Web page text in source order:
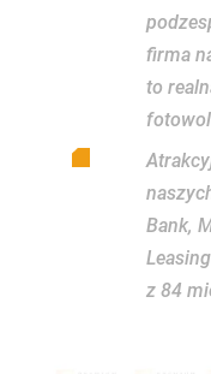
firma
to
Bank,
z 84